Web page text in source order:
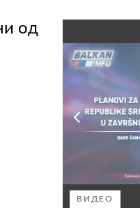
од
ВИДЕО